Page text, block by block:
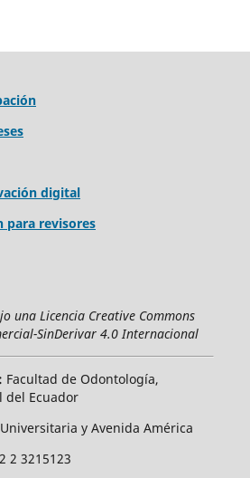
digital
para revisores
una Licencia Creative Commons
SinDerivar 4.0 Internacional
Facultad de Odontología,
del Ecuador
y Avenida América
2 3215123